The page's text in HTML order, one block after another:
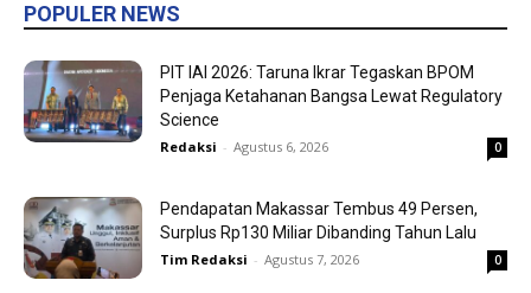
POPULER NEWS
PIT IAI 2026: Taruna Ikrar Tegaskan BPOM
Penjaga Ketahanan Bangsa Lewat Regulatory
Science
Redaksi - Agustus 6, 2026 0
Pendapatan Makassar Tembus 49 Persen,
Surplus Rp130 Miliar Dibanding Tahun Lalu
Tim Redaksi - Agustus 7, 2026 0